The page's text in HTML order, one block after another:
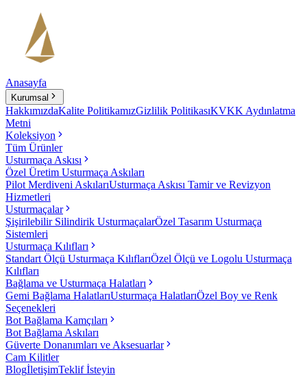
Anasayfa
Kurumsal
HakkımızdaKalite PolitikamızGizlilik PolitikasıKVKK Aydınlatma
Metni
Koleksiyon
Tüm Ürünler
Usturmaça Askısı
Özel Üretim Usturmaça Askıları
Pilot Merdiveni AskılarıUsturmaça Askısı Tamir ve Revizyon
Hizmetleri
Usturmaçalar
Şişirilebilir Silindirik UsturmaçalarÖzel Tasarım Usturmaça
Sistemleri
Usturmaça Kılıfları
Standart Ölçü Usturmaça KılıflarıÖzel Ölçü ve Logolu Usturmaça
Kılıfları
Bağlama ve Usturmaça Halatları
Gemi Bağlama HalatlarıUsturmaça HalatlarıÖzel Boy ve Renk
Seçenekleri
Bot Bağlama Kamçıları
Bot Bağlama Askıları
Güverte Donanımları ve Aksesuarlar
Cam Kilitler
BlogİletişimTeklif İsteyin